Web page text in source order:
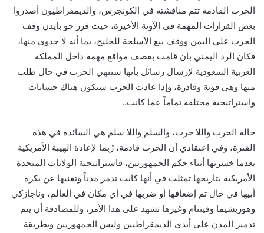
الحرب القادمة تتم مناقشته في الكونجرس، والديمقراطيون أصدروا
بعض القرارات المهمة في الآونة الأخيرة، حيث قرر جو بايدن وقف
الحرب على اليمن ووقف بيع الأسلحة للخليج، بما أنه لا جدوى منها،
فكان الرد اليمني بأن قامت بقصف مواقع مهمة داخل المملكة
العربية السعودية لإرسال رسائل بأنها ستنهي الحرب في حال طلب
منها وهي قوية وقادرة، وإذا عادت الحرب ستكون هناك حسابات
واستراتيجية مختلفة تماماً عما كانت..
حالة الحرب واللا حرب، والسلم واللا سلم هي السائدة في هذه
الفترة، وفي اعتقادي أن الحرب قادمة، رُبما لإعادة الهيبة الأمريكية
بعدما خسرتها أثناء حكم الجمهوريين، فاستراتيجية الولايات المتحدة
الأمريكية بتاريخها تمثلت في أنها كانت تدمر مدناً وتفنيها عن بكرة
أبيها في حال تم إضعافها أو ضربها في أي مكان في العالم، وناجازكي
وهوريشيما وفيتنام وغيرها تشهد على هذا الأمر، وللمصادفة أن يتم
تدمير المدن على أيدي الديمقراطيين وليس الجمهوريين وبطريقة